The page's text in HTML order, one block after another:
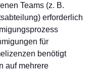
Teams (z. B.
erforderlich
für
benötigt
auf mehrere